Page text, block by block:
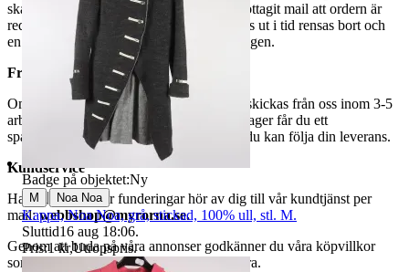
ska hämtas senast 7 dagar efter att man mottagit mail att ordern är
redo för avhämtning. Ordrar som ej hämtas ut i tid rensas bort och
en avgift på 84 kr dras av från återbetalningen.
Frakt
Om du har valt frakt kommer din vara att skickas från oss inom 3-5
arbetsdagar. När din vara har lämnat vårt lager får du ett
spårningsnummer av DSV inom kort där du kan följa din leverans.
Kundservice
Har du frågor eller funderingar hör av dig till vår kundtjänst per
mail:webbshop@myrorna.se.
Genom att buda på våra annonser godkänner du våra köpvillkor
som du hittar på vår infosida här på Tradera.
Badge på objektet:Ny
M | Noa Noa
Kappa, Noa Noa, grå, stickad, 100% ull, stl. M.
Sluttid16 aug 18:06.
Pris:1 kr,Utropspris.